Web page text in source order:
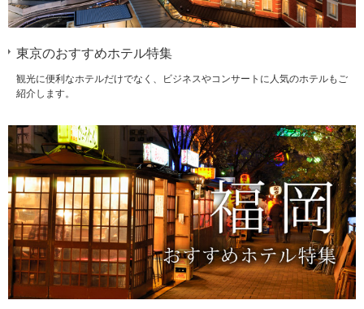
東京のおすすめホテル特集
観光に便利なホテルだけでなく、ビジネスやコンサートに人気のホテルもご
紹介します。